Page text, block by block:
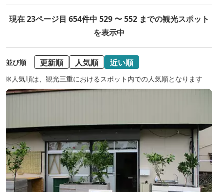
現在 23ページ目 654件中 529 〜 552 までの観光スポット
を表示中
並び順 更新順 人気順 近い順
※人気順は、観光三重におけるスポット内での人気順となります